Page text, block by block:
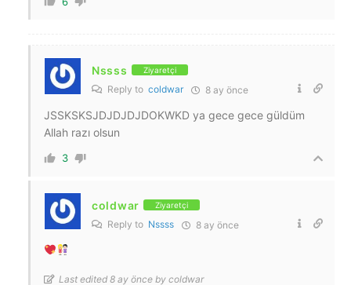
Nssss Ziyaretçi
Reply to coldwar 8 ay önce
JSSKSKSJDJDJDJDOKWKD ya gece gece güldüm
Allah razı olsun
3
coldwar Ziyaretçi
Reply to Nssss 8 ay önce
Last edited 8 ay önce by coldwar